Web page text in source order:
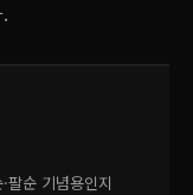
팔순 기념용인지